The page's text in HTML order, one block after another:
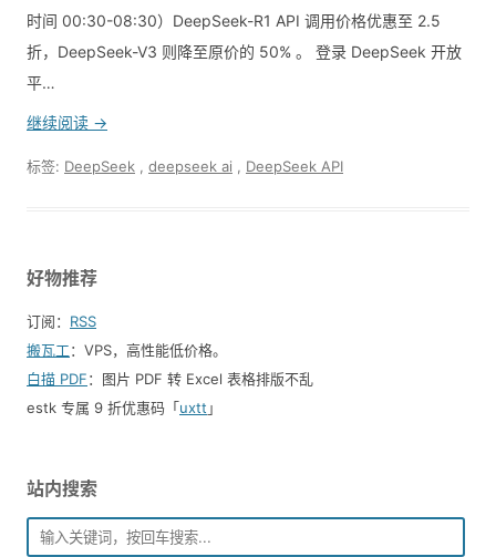
时间 00:30-08:30）DeepSeek-R1 API 调用价格优惠至 2.5
折，DeepSeek-V3 则降至原价的 50% 。 登录 DeepSeek 开放
平…
继续阅读 →
标签: DeepSeek deepseek ai DeepSeek API
好物推荐
订阅： RSS
搬瓦工：VPS，高性能低价格。️
白描 PDF：图片 PDF 转 Excel 表格排版不乱
estk 专属 9 折优惠码「uxtt 」
站内搜索